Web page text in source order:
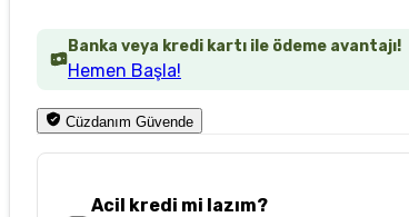
Banka veya kredi kartı ile ödeme avantajı!
Hemen Başla!
Cüzdanım Güvende
Acil kredi mi lazım?